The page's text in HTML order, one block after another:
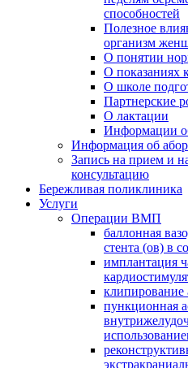
способностей
Полезное
организм
О понятии
О показаниях
О школе
Партнерские
О лактации
Информации
Информация об
Запись на прием и
консультацию
Бережливая поликлиника
Услуги
Операции ВМП
баллонная
стента (ов) в
имплантация
клипирование
пункционная